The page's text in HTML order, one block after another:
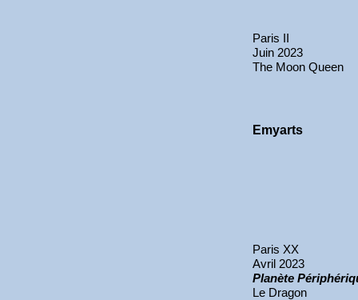
Paris II
Juin 2023
The Moon Queen
Emyarts
Paris XX
Avril 2023
Planète
Le Dragon